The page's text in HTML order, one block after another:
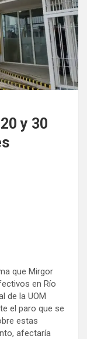
y 30
que Mirgor
en Río
de la UOM
el paro que se
estas
afectaría